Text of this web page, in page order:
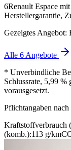
6Renault Espace
Herstellergarantie,
Gezeigtes Angebot:
Alle 6 Angebote
* Unverbindliche
Schlussrate, 5,99 %
vorausgesetzt.
Pflichtangaben
Kraftstoffverbrauch
(komb.):113 g/km